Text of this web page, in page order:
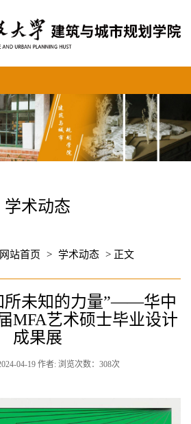
学术动态
网站首页 > 学术动态 > 正文
所未知的力量”——华中
MFA艺术硕士毕业设计
成果展
04-19 作者: 浏览次数： 308次